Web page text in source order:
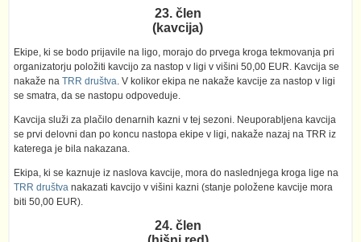
23. člen
(kavcija)
Ekipe, ki se bodo prijavile na ligo, morajo do prvega kroga tekmovanja pri
organizatorju položiti kavcijo za nastop v ligi v višini 50,00 EUR. Kavcija se
nakaže na TRR društva . V kolikor ekipa ne nakaže kavcije za nastop v ligi
se smatra, da se nastopu odpoveduje.
Kavcija služi za plačilo denarnih kazni v tej sezoni. Neuporabljena kavcija
se prvi delovni dan po koncu nastopa ekipe v ligi, nakaže nazaj na TRR iz
katerega je bila nakazana.
Ekipa, ki se kaznuje iz naslova kavcije, mora do naslednjega kroga lige na
TRR društva nakazati kavcijo v višini kazni (stanje položene kavcije mora
biti 50,00 EUR).
24. člen